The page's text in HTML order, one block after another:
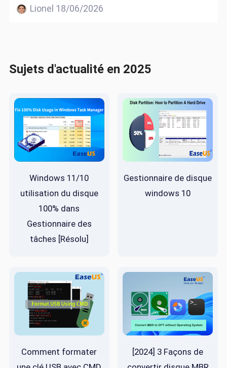
Lionel 18/06/2026
Sujets d'actualité en 2025
Windows 11/10
utilisation du disque
100% dans
Gestionnaire des
tâches [Résolu]
Gestionnaire de disque
windows 10
Comment formater
[2024] 3 Façons de